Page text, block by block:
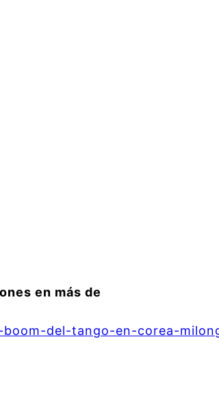
en más de
del-tango-en-corea-